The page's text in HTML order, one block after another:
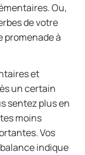
Ou,
de votre
promenade à
et
un certain
sentez plus en
moins
Vos
indique